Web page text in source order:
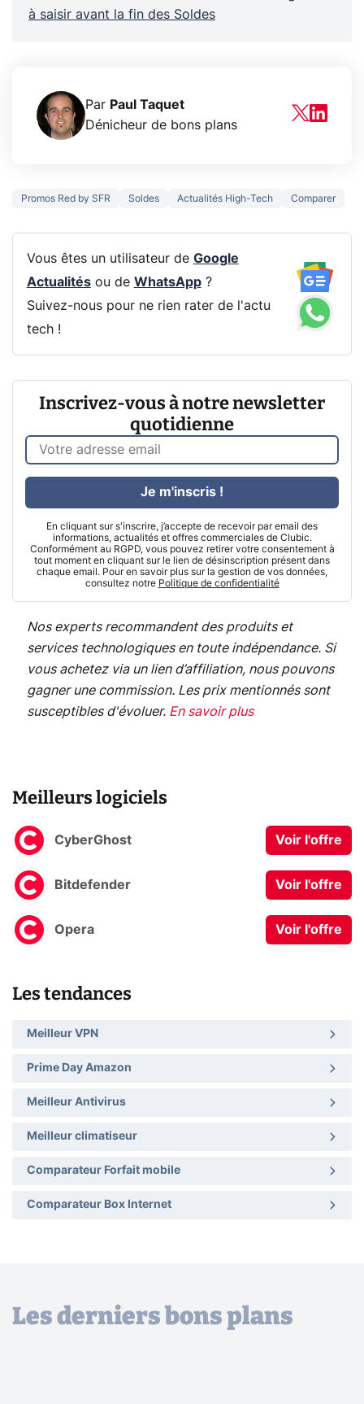
à saisir avant la fin des Soldes
Par Paul Taquet
Dénicheur de bons plans
Promos Red by SFR Soldes Actualités High-Tech Comparer
Vous êtes un utilisateur de Google
Actualitésou de WhatsApp?
Suivez-nous pour ne rien rater de l'actu
tech !
Inscrivez-vous à notre newsletter
quotidienne
En cliquant sur s'inscrire, j’accepte de recevoir par email des
informations, actualités et offres commerciales de Clubic.
Conformément au RGPD, vous pouvez retirer votre consentement à
tout moment en cliquant sur le lien de désinscription présent dans
chaque email. Pour en savoir plus sur la gestion de vos données,
consultez notre Politique de confidentialité
Je m'inscris !
Nos experts recommandent des produits et
services technologiques en toute indépendance. Si
vous achetez via un lien d’affiliation, nous pouvons
gagner une commission. Les prix mentionnés sont
susceptibles d'évoluer. En savoir plus
Meilleurs logiciels
CyberGhost Voir l'offre
Bitdefender Voir l'offre
Opera Voir l'offre
Les tendances
Meilleur VPN
Prime Day Amazon
Meilleur Antivirus
Meilleur climatiseur
Comparateur Forfait mobile
Comparateur Box Internet
Les derniers bons plans